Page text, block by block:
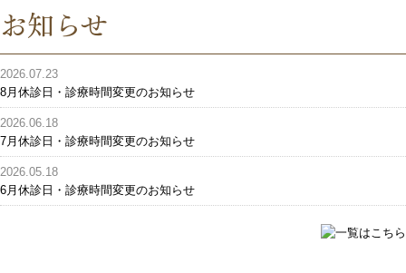
お知らせ
2026.07.23
8月休診日・診療時間変更のお知らせ
2026.06.18
7月休診日・診療時間変更のお知らせ
2026.05.18
6月休診日・診療時間変更のお知らせ